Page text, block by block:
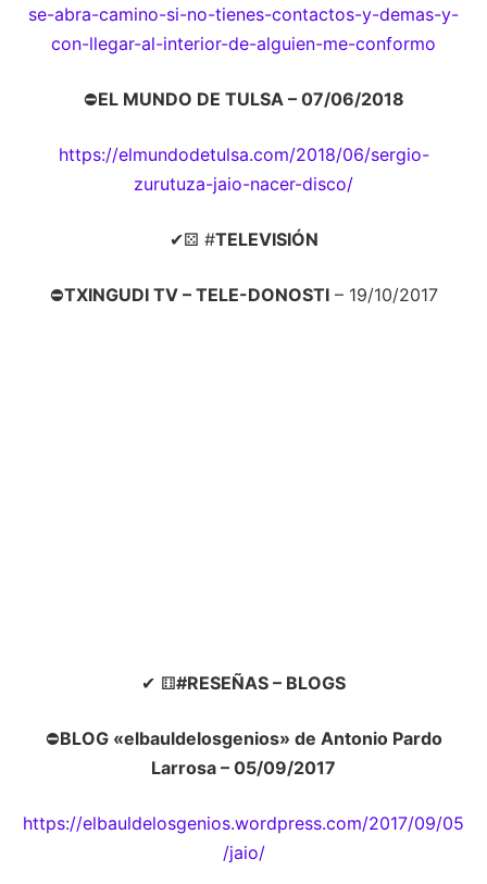
se-abra-camino-si-no-tienes-contactos-y-demas-y-
con-llegar-al-interior-de-alguien-me-conformo
⛔EL MUNDO DE TULSA – 07/06/2018
https://elmundodetulsa.com/2018/06/sergio-
zurutuza-jaio-nacer-disco/
✔⚄ #TELEVISIÓN
⛔TXINGUDI TV – TELE-DONOSTI– 19/10/2017
✔ ⚅#RESEÑAS – BLOGS
⛔BLOG «elbauldelosgenios» de Antonio Pardo
Larrosa – 05/09/2017
https://elbauldelosgenios.wordpress.com/2017/09/05
/jaio/